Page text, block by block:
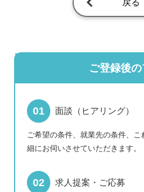
戻る
ご登録後
面談（ヒアリング）
ご希望の条件、就業先の条件、
細にお伺いさせていただきます。
求人提案・ご応募